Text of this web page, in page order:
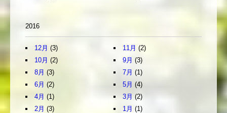
2016
12月 (3) 11月 (2)
10月 (2) 9月 (3)
8月 (3) 7月 (1)
6月 (2) 5月 (4)
4月 (1) 3月 (2)
2月 (3) 1月 (1)